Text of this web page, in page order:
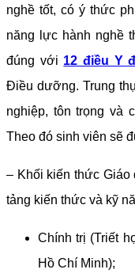
nghề tốt, có ý thức
năng lực hành nghề
đúng với 12 điều Y
Điều dưỡng. Trung
nghiệp, tôn trọng và
Theo đó sinh viên sẽ
– Khối kiến thức Giáo
tảng kiến thức và kỹ
Chính trị (Triết
Hồ Chí Minh);